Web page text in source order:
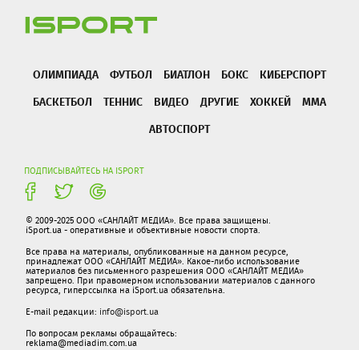
ОЛИМПИАДА ФУТБОЛ БИАТЛОН БОКС
КИБЕРСПОРТ
БАСКЕТБОЛ
ТЕННИС ВИДЕО ДРУГИЕ ХОККЕЙ
ММА
АВТОСПОРТ
ПОДПИСЫВАЙТЕСЬ НА ISPORT
© 2009-2025 ООО «САНЛАЙТ МЕДИА». Все права защищены.
iSport.ua - оперативные и объективные новости спорта.
Все права на материалы, опубликованные на данном ресурсе,
принадлежат ООО «САНЛАЙТ МЕДИА». Какое-либо использование
материалов без письменного разрешения ООО «САНЛАЙТ МЕДИА»
запрещено. При правомерном использовании материалов с данного
ресурса, гиперссылка на iSport.ua обязательна.
E-mail редакции: info@isport.ua
По вопросам рекламы обращайтесь:
reklama@mediadim.com.ua